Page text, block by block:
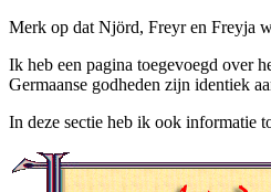
Merk op dat Njörd, Freyr en Freyja
Ik heb een pagina toegevoegd over
Germaanse godheden zijn identiek
In deze sectie heb ik ook informatie